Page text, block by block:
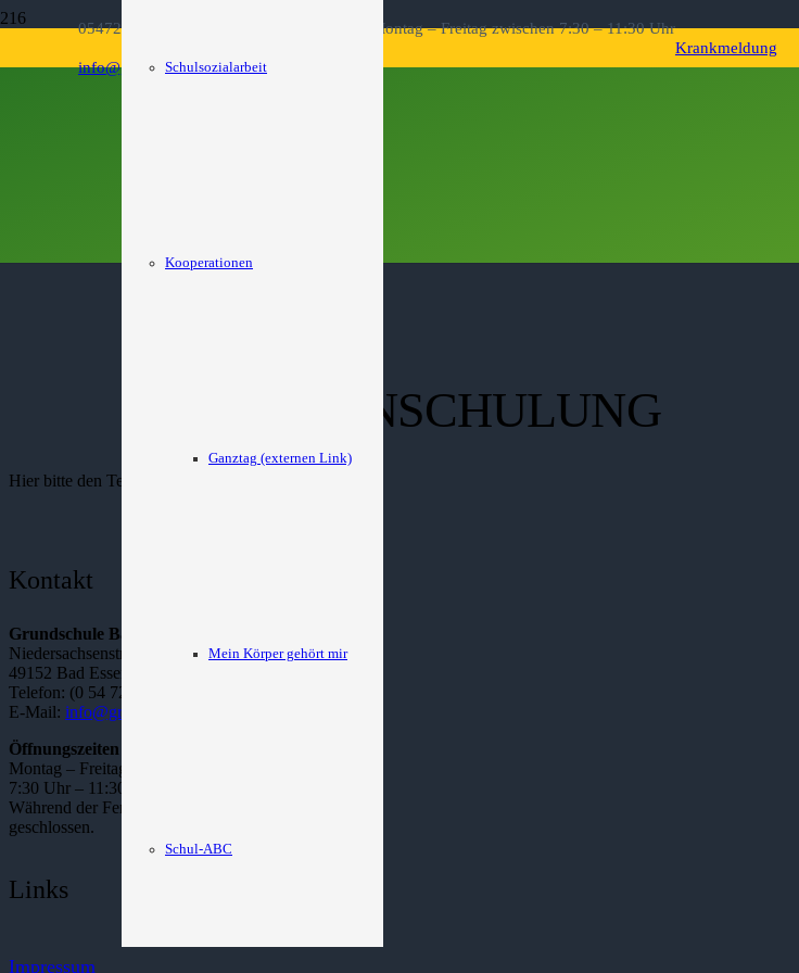
05472 – 22 63 Öffnungszeiten Sekretariat: Montag – Freitag zwischen 7:30 – 11:30 Uhr
info@grundschule-bad-essen.de
Krankmeldung
Schulsozialarbeit
Kooperationen
Ganztag (externen Link)
Mein Körper gehört mir
Schul-ABC
EINSCHULUNG
Hier bitte den Text zur Einschulung einfügen.
Kontakt
Grundschule Bad Essen
Niedersachsenstraße 22
49152 Bad Essen
Telefon: (0 54 72) – 22 63
E-Mail: info@grundschule-bad-essen.de
Öffnungszeiten Sekretariat:
Montag – Freitag
7:30 Uhr – 11:30 Uhr
Während der Ferienzeiten bleibt das Sekretariat
geschlossen.
Links
Impressum